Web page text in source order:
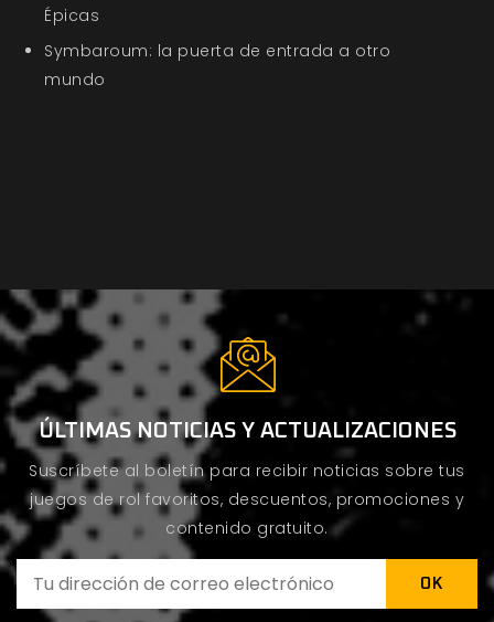
Épicas
Symbaroum: la puerta de entrada a otro
mundo
ÚLTIMAS NOTICIAS Y ACTUALIZACIONES
Suscríbete al boletín para recibir noticias sobre tus
juegos de rol favoritos, descuentos, promociones y
contenido gratuito.